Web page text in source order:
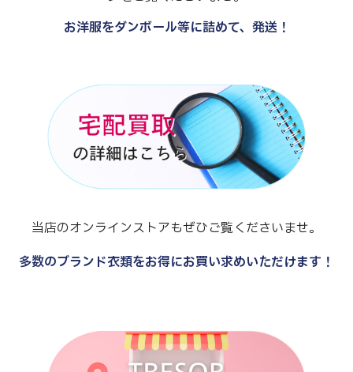
お洋服をダンボール等に詰めて、発送！
当店のオンラインストアもぜひご覧くださいませ。
多数のブランド衣類をお得にお買い求めいただけます！